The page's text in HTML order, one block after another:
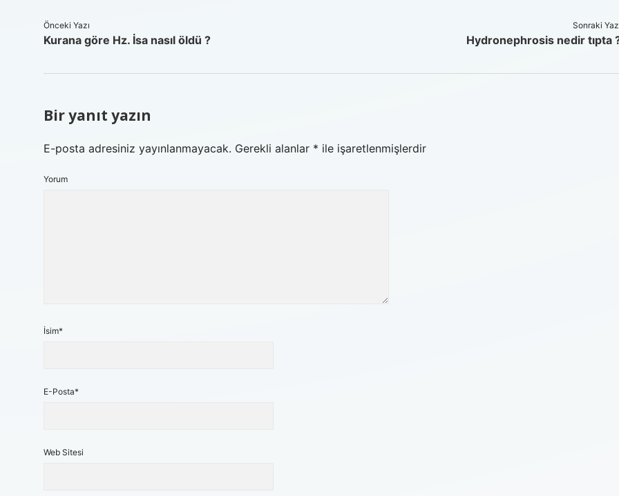
Önceki Yazı
Kurana göre Hz. İsa nasıl öldü ?
Sonraki
Hydronephrosis nedir tıpta
Bir yanıt yazın
E-posta adresiniz yayınlanmayacak. Gerekli alanlar * ile işaretlenmişlerdir
Yorum
İsim*
E-Posta*
Web Sitesi